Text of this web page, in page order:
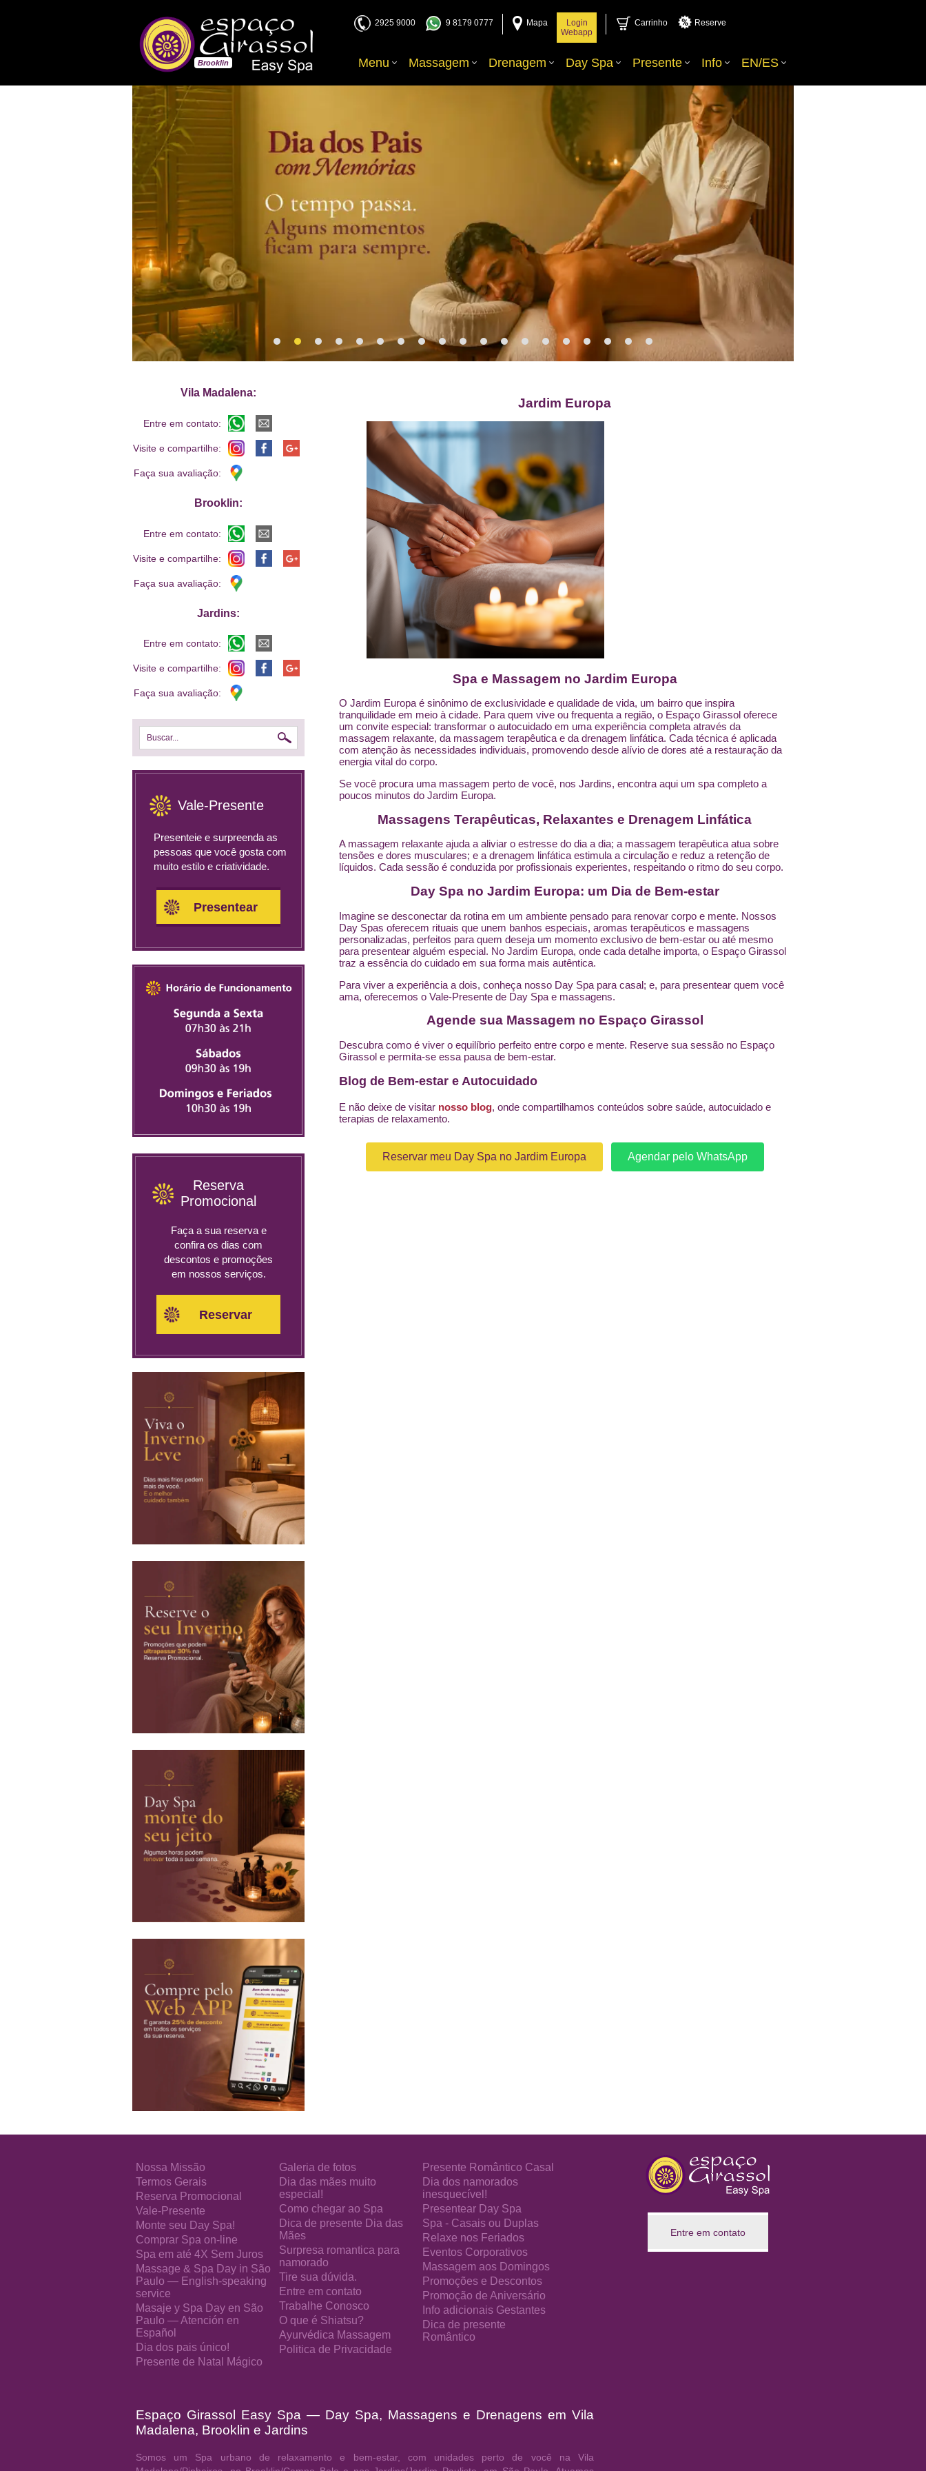
Brooklin
2925 9000 9 8179 0777 Mapa
Login
Webapp
Carrinho Reserve
Menu Massagem Drenagem Day Spa Presente Info EN/ES
Jardim Europa
Spa e Massagem no Jardim Europa
O Jardim Europa é sinônimo de exclusividade e qualidade de vida, um bairro que inspira
tranquilidade em meio à cidade. Para quem vive ou frequenta a região, o Espaço Girassol oferece
um convite especial: transformar o autocuidado em uma experiência completa através da
massagem relaxante, da massagem terapêutica e da drenagem linfática. Cada técnica é aplicada
com atenção às necessidades individuais, promovendo desde alívio de dores até a restauração da
energia vital do corpo.
Se você procura uma massagem perto de você, nos Jardins, encontra aqui um spa completo a
poucos minutos do Jardim Europa.
Massagens Terapêuticas, Relaxantes e Drenagem Linfática
A massagem relaxante ajuda a aliviar o estresse do dia a dia; a massagem terapêutica atua sobre
tensões e dores musculares; e a drenagem linfática estimula a circulação e reduz a retenção de
líquidos. Cada sessão é conduzida por profissionais experientes, respeitando o ritmo do seu corpo.
Day Spa no Jardim Europa: um Dia de Bem-estar
Imagine se desconectar da rotina em um ambiente pensado para renovar corpo e mente. Nossos
Day Spas oferecem rituais que unem banhos especiais, aromas terapêuticos e massagens
personalizadas, perfeitos para quem deseja um momento exclusivo de bem-estar ou até mesmo
para presentear alguém especial. No Jardim Europa, onde cada detalhe importa, o Espaço Girassol
traz a essência do cuidado em sua forma mais autêntica.
Para viver a experiência a dois, conheça nosso Day Spa para casal; e, para presentear quem você
ama, oferecemos o Vale-Presente de Day Spa e massagens.
Agende sua Massagem no Espaço Girassol
Descubra como é viver o equilíbrio perfeito entre corpo e mente. Reserve sua sessão no Espaço
Girassol e permita-se essa pausa de bem-estar.
Blog de Bem-estar e Autocuidado
E não deixe de visitar nosso blog, onde compartilhamos conteúdos sobre saúde, autocuidado e
terapias de relaxamento.
Reservar meu Day Spa no Jardim Europa Agendar pelo WhatsApp
Vila Madalena:
Entre em contato:
Visite e compartilhe:
Faça sua avaliação:
Brooklin:
Entre em contato:
Visite e compartilhe:
Faça sua avaliação:
Jardins:
Entre em contato:
Visite e compartilhe:
Faça sua avaliação:
Buscar...
Vale-Presente
Presenteie e surpreenda as
pessoas que você gosta com
muito estilo e criatividade.
Presentear
Reserva
Promocional
Faça a sua reserva e
confira os dias com
descontos e promoções
em nossos serviços.
Reservar
Nossa Missão
Termos Gerais
Reserva Promocional
Vale-Presente
Monte seu Day Spa!
Comprar Spa on-line
Spa em até 4X Sem Juros
Massage & Spa Day in São
Paulo — English-speaking
service
Masaje y Spa Day en São
Paulo — Atención en
Español
Dia dos pais único!
Presente de Natal Mágico
Galeria de fotos
Dia das mães muito
especial!
Como chegar ao Spa
Dica de presente Dia das
Mães
Surpresa romantica para
namorado
Tire sua dúvida.
Entre em contato
Trabalhe Conosco
O que é Shiatsu?
Ayurvédica Massagem
Politica de Privacidade
Presente Romântico Casal
Dia dos namorados
inesquecível!
Presentear Day Spa
Spa - Casais ou Duplas
Relaxe nos Feriados
Eventos Corporativos
Massagem aos Domingos
Promoções e Descontos
Promoção de Aniversário
Info adicionais Gestantes
Dica de presente
Romântico
Espaço Girassol Easy Spa — Day Spa, Massagens e Drenagens em Vila
Madalena, Brooklin e Jardins
Somos um Spa urbano de relaxamento e bem-estar, com unidades perto de você na Vila
Entre em contato